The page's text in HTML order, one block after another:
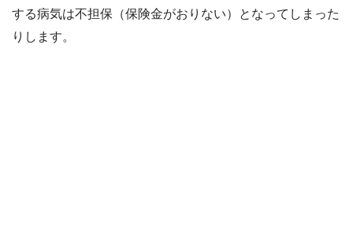
する病気は不担保（保険金がおりない）となってしまった
りします。